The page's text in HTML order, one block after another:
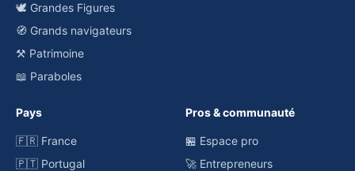
🕊️ Grandes Figures
🧭 Grands navigateurs
⚒️ Patrimoine
📖 Paraboles
Pays
🇫🇷 France
🇵🇹 Portugal
Pros & communauté
🏪 Espace pro
🚀 Entrepreneurs